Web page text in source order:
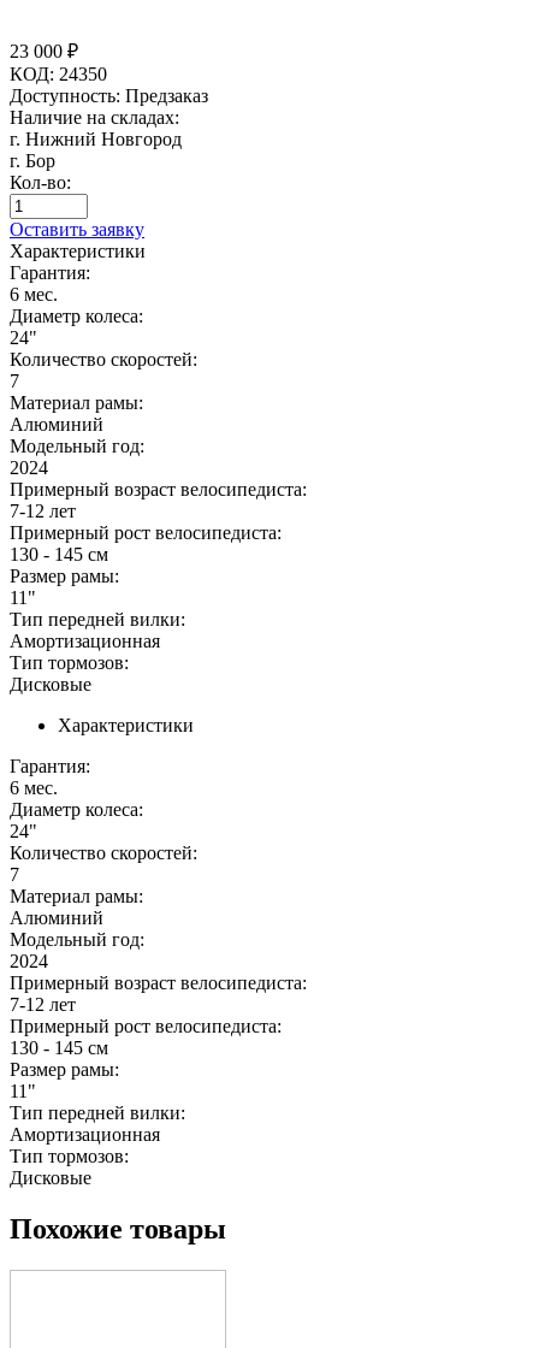
23 000 ₽
КОД: 24350
Доступность: Предзаказ
Наличие на складах:
г. Нижний Новгород
г. Бор
Кол-во:
Оставить заявку
Характеристики
Гарантия:
6 мес.
Диаметр колеса:
24"
Количество скоростей:
7
Материал рамы:
Алюминий
Модельный год:
2024
Примерный возраст велосипедиста:
7-12 лет
Примерный рост велосипедиста:
130 - 145 см
Размер рамы:
11"
Тип передней вилки:
Амортизационная
Тип тормозов:
Дисковые
Характеристики
Гарантия:
6 мес.
Диаметр колеса:
24"
Количество скоростей:
7
Материал рамы:
Алюминий
Модельный год:
2024
Примерный возраст велосипедиста:
7-12 лет
Примерный рост велосипедиста:
130 - 145 см
Размер рамы:
11"
Тип передней вилки:
Амортизационная
Тип тормозов:
Дисковые
Похожие товары